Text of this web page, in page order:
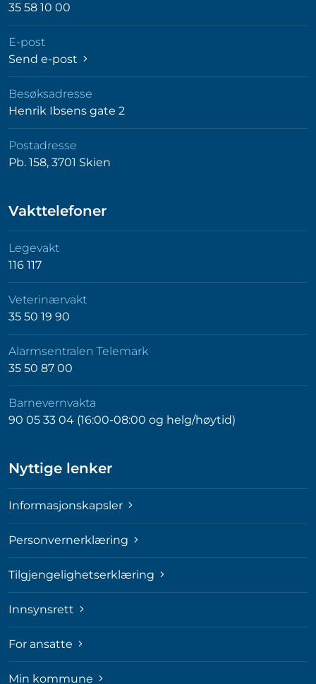
35 58 10 00
E-post
Send e-post
Besøksadresse
Henrik Ibsens gate 2
Postadresse
Pb. 158, 3701 Skien
Vakttelefoner
Legevakt
116 117
Veterinærvakt
35 50 19 90
Alarmsentralen Telemark
35 50 87 00
Barnevernvakta
90 05 33 04 (16:00-08:00 og helg/høytid)
Nyttige lenker
Informasjonskapsler
Personvernerklæring
Tilgjengelighetserklæring
Innsynsrett
For ansatte
Min kommune